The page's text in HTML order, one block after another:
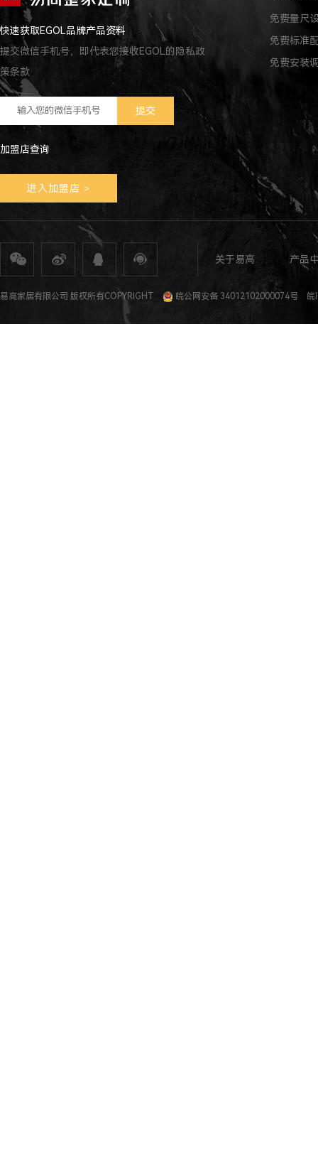
快速获取EGOL品牌产品资料
提交微信手机号，即代表您接收EGOL的隐私政
策条款
加盟店查询
进入加盟店 >
免费量尺
免费标准
免费安装
关于易高 产品
全屋定制 定制家具 整体家居 衣柜定制 橱柜定制 全屋定制加盟 全屋整装 全屋定制
易高家居有限公司 版权所有COPYRIGHT 皖公网安备 34012102000074号 皖